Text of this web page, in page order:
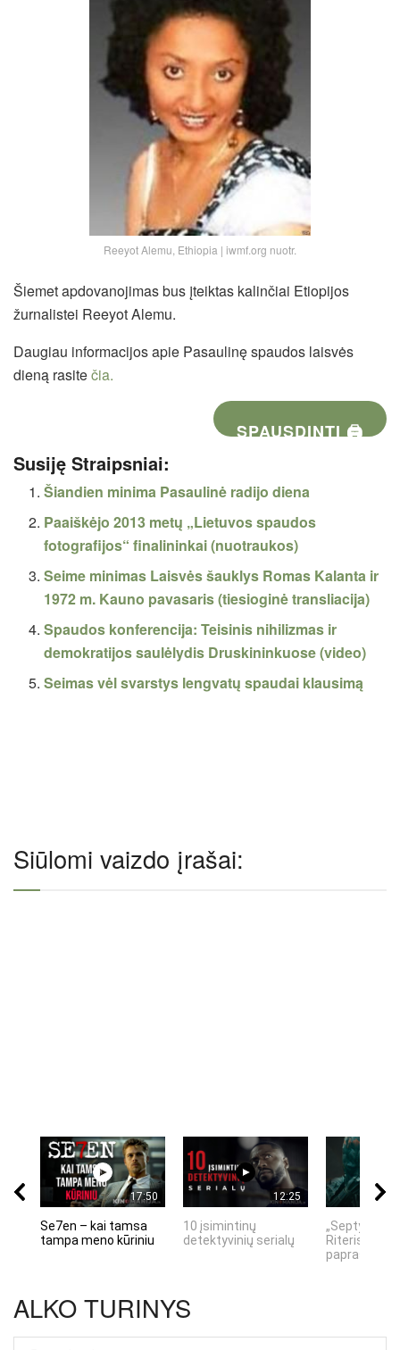
Reeyot Alemu, Ethiopia | iwmf.org nuotr.
Šiemet apdovanojimas bus įteiktas kalinčiai Etiopijos
žurnalistei Reeyot Alemu.
Daugiau informacijos apie Pasaulinę spaudos laisvės
dieną rasitečia.
SPAUSDINTI 🖨
Susiję Straipsniai:
Šiandien minima Pasaulinė radijo diena
Paaiškėjo 2013 metų „Lietuvos spaudos
fotografijos“ finalininkai (nuotraukos)
Seime minimas Laisvės šauklys Romas Kalanta ir
1972 m. Kauno pavasaris (tiesioginė transliacija)
Spaudos konferencija: Teisinis nihilizmas ir
demokratijos saulėlydis Druskininkuose (video)
Seimas vėl svarstys lengvatų spaudai klausimą
Siūlomi vaizdo įrašai:
17:50
Se7en – kai tamsa
tampa meno kūriniu
12:25
10 įsimintinų
detektyvinių serialų
„Septynių
Riteris" – kai
ALKO TURINYS